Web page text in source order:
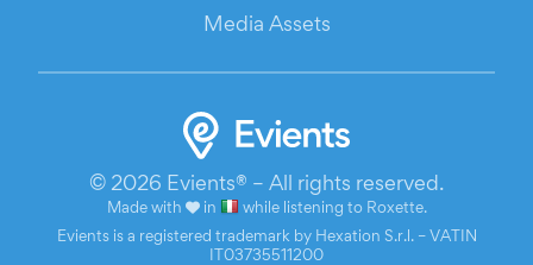
Media Assets
© 2026 Evients® – All rights reserved.
Made with in while listening to Roxette.
Evients is a registered trademark by Hexation S.r.l. – VATIN
IT03735511200